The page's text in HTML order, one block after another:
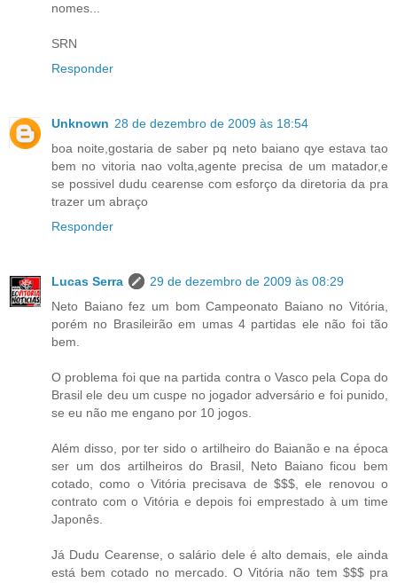
nomes...
SRN
Responder
Unknown 28 de dezembro de 2009 às 18:54
boa noite,gostaria de saber pq neto baiano qye estava tao
bem no vitoria nao volta,agente precisa de um matador,e
se possivel dudu cearense com esforço da diretoria da pra
trazer um abraço
Responder
Lucas Serra
29 de dezembro de 2009 às 08:29
Neto Baiano fez um bom Campeonato Baiano no Vitória,
porém no Brasileirão em umas 4 partidas ele não foi tão
bem.
O problema foi que na partida contra o Vasco pela Copa do
Brasil ele deu um cuspe no jogador adversário e foi punido,
se eu não me engano por 10 jogos.
Além disso, por ter sido o artilheiro do Baianão e na época
ser um dos artilheiros do Brasil, Neto Baiano ficou bem
cotado, como o Vitória precisava de $$$, ele renovou o
contrato com o Vitória e depois foi emprestado à um time
Japonês.
Já Dudu Cearense, o salário dele é alto demais, ele ainda
está bem cotado no mercado. O Vitória não tem $$$ pra